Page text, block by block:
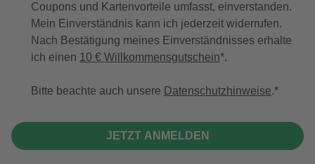
Coupons und Kartenvorteile umfasst, einverstanden.
Mein Einverständnis kann ich jederzeit widerrufen.
Nach Bestätigung meines Einverständnisses erhalte
ich einen 10 € Willkommensgutschein*.
Bitte beachte auch unsere Datenschutzhinweise.
JETZT ANMELDEN